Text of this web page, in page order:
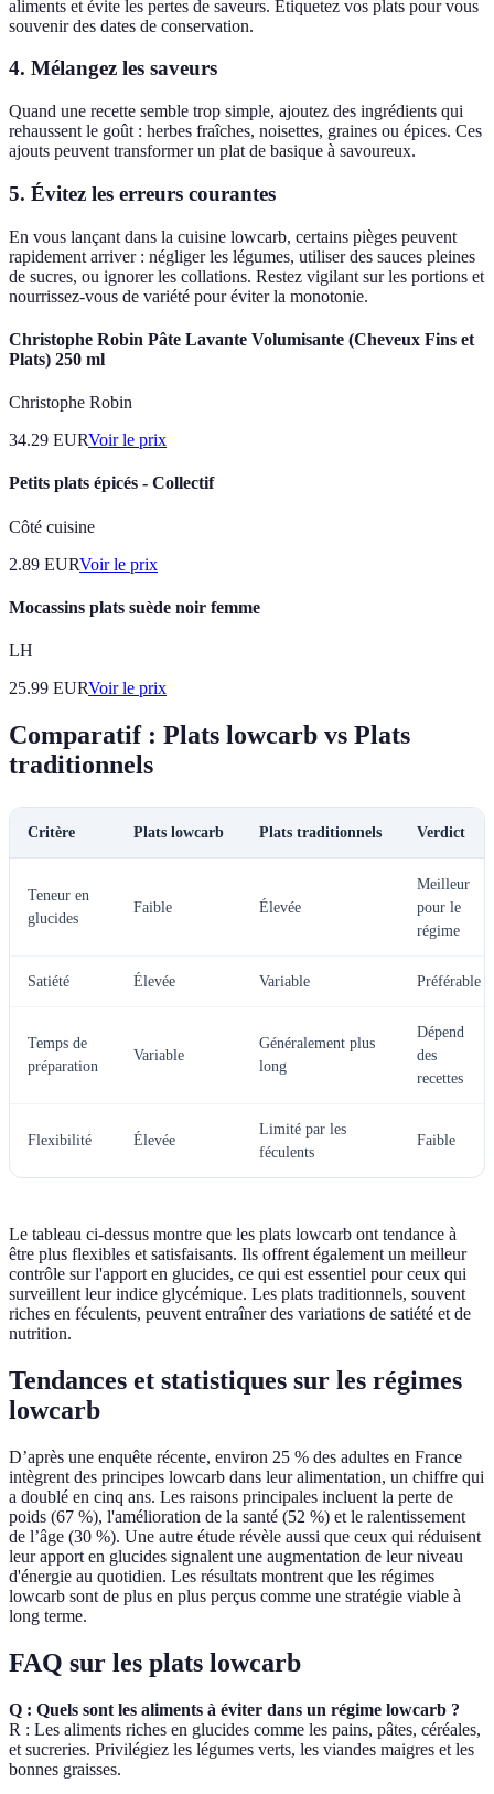
aliments et évite les pertes de saveurs. Étiquetez vos plats pour vous
souvenir des dates de conservation.
4. Mélangez les saveurs
Quand une recette semble trop simple, ajoutez des ingrédients qui
rehaussent le goût : herbes fraîches, noisettes, graines ou épices. Ces
ajouts peuvent transformer un plat de basique à savoureux.
5. Évitez les erreurs courantes
En vous lançant dans la cuisine lowcarb, certains pièges peuvent
rapidement arriver : négliger les légumes, utiliser des sauces pleines
de sucres, ou ignorer les collations. Restez vigilant sur les portions et
nourrissez-vous de variété pour éviter la monotonie.
Christophe Robin Pâte Lavante Volumisante (Cheveux Fins et
Plats) 250 ml
Christophe Robin
34.29 EURVoir le prix
Petits plats épicés - Collectif
Côté cuisine
2.89 EURVoir le prix
Mocassins plats suède noir femme
LH
25.99 EURVoir le prix
Comparatif : Plats lowcarb vs Plats
traditionnels
Critère Plats lowcarb Plats traditionnels Verdict
Teneur en
glucides
Faible Élevée
Meilleur
pour le
régime
Satiété Élevée Variable Préférable
Temps de
préparation
Variable
Généralement plus
long
Dépend
des
recettes
Flexibilité Élevée
Limité par les
féculents
Faible
Le tableau ci-dessus montre que les plats lowcarb ont tendance à
être plus flexibles et satisfaisants. Ils offrent également un meilleur
contrôle sur l'apport en glucides, ce qui est essentiel pour ceux qui
surveillent leur indice glycémique. Les plats traditionnels, souvent
riches en féculents, peuvent entraîner des variations de satiété et de
nutrition.
Tendances et statistiques sur les régimes
lowcarb
D’après une enquête récente, environ 25 % des adultes en France
intègrent des principes lowcarb dans leur alimentation, un chiffre qui
a doublé en cinq ans. Les raisons principales incluent la perte de
poids (67 %), l'amélioration de la santé (52 %) et le ralentissement
de l’âge (30 %). Une autre étude révèle aussi que ceux qui réduisent
leur apport en glucides signalent une augmentation de leur niveau
d'énergie au quotidien. Les résultats montrent que les régimes
lowcarb sont de plus en plus perçus comme une stratégie viable à
long terme.
FAQ sur les plats lowcarb
Q : Quels sont les aliments à éviter dans un régime lowcarb ?
R : Les aliments riches en glucides comme les pains, pâtes, céréales,
et sucreries. Privilégiez les légumes verts, les viandes maigres et les
bonnes graisses.